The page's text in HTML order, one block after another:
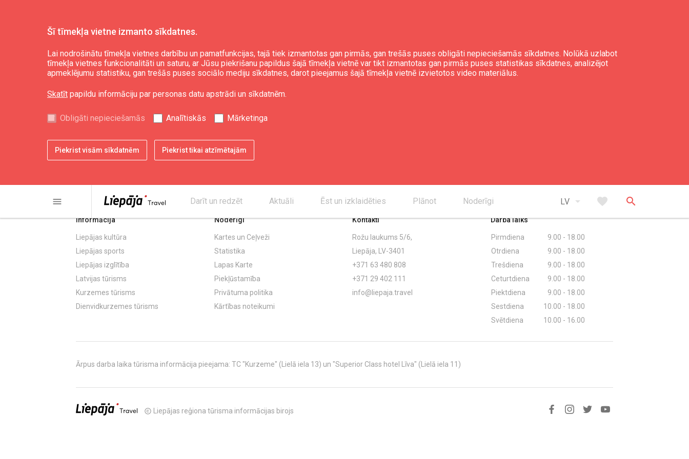
Šī tīmekļa vietne izmanto sīkdatnes.
Lai nodrošinātu tīmekļa vietnes darbību un pamatfunkcijas, tajā tiek izmantotas gan pirmās, gan trešās puses obligāti nepieciešamās sīkdatnes. Nolūkā uzlabot
tīmekļa vietnes funkcionalitāti un saturu, ar Jūsu piekrišanu papildus šajā tīmekļa vietnē var tikt izmantotas gan pirmās puses statistikas sīkdatnes, analizējot
apmeklējumu statistiku, gan trešās puses sociālo mediju sīkdatnes, darot pieejamus šajā tīmekļa vietnē izvietotos video materiālus.
Skatīt papildu informāciju par personas datu apstrādi un sīkdatnēm.
Obligāti nepieciešamās Analītiskās Mārketinga
Piekrist visām sīkdatnēm Piekrist tikai atzīmētajām
menu Darīt un redzēt Aktuāli Ēst un izklaidēties Plānot Noderīgi LV arrow_drop_down favorite search
Informācija
Liepājas kultūra
Liepājas sports
Liepājas izglītība
Latvijas tūrisms
Kurzemes tūrisms
Dienvidkurzemes tūrisms
Noderīgi
Kartes un Ceļveži
Statistika
Lapas Karte
Piekļūstamība
Privātuma politika
Kārtības noteikumi
Kontakti
Rožu laukums 5/6,
Liepāja, LV-3401
+371 63 480 808
+371 29 402 111
info@liepaja.travel
Darba laiks
Pirmdiena
9.00 - 18.00
Otrdiena
9.00 - 18.00
Trešdiena
9.00 - 18.00
Ceturtdiena
9.00 - 18.00
Piektdiena
9.00 - 18.00
Sestdiena
10.00 - 18.00
Svētdiena
10.00 - 16.00
Ārpus darba laika tūrisma informācija pieejama: TC "Kurzeme" (Lielā iela 13) un "Superior Class hotel Līva" (Lielā iela 11)
copyright Liepājas reģiona tūrisma informācijas birojs